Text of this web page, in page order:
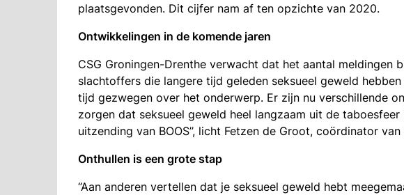
plaatsgevonden. Dit cijfer nam af ten opzichte van 2020.
Ontwikkelingen in de komende jaren
CSG Groningen-Drenthe verwacht dat het aantal meldingen
slachtoffers die langere tijd geleden seksueel geweld hebben
tijd gezwegen over het onderwerp. Er zijn nu verschillende
zorgen dat seksueel geweld heel langzaam uit de
uitzending van BOOS’’, licht Fetzen de Groot, coördinator
Onthullen is een grote stap
‘’Aan anderen vertellen dat je seksueel geweld hebt